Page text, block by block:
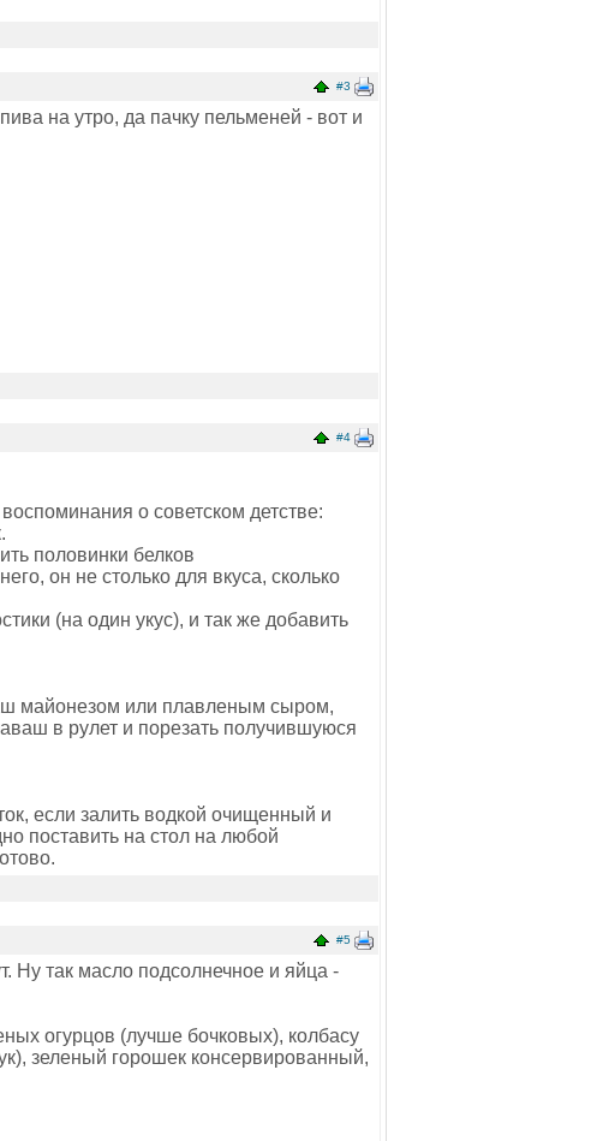
#3
на утро, да пачку пельменей - вот и
#4
о советском детстве:
половинки белков
он не столько для вкуса, сколько
(на один укус), и так же добавить
майонезом или плавленым сыром,
в рулет и порезать получившуюся
если залить водкой очищенный и
поставить на стол на любой
#5
Ну так масло подсолнечное и яйца -
огурцов (лучше бочковых), колбасу
зеленый горошек консервированный,